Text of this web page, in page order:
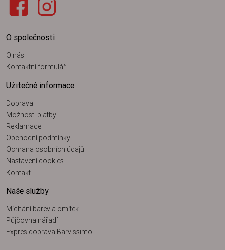
O společnosti
O nás
Kontaktní formulář
Užitečné informace
Doprava
Možnosti platby
Reklamace
Obchodní podmínky
Ochrana osobních údajů
Nastavení cookies
Kontakt
Naše služby
Míchání barev a omítek
Půjčovna nářadí
Expres doprava Barvissimo